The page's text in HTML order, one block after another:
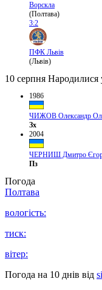
Ворскла
(Полтава)
3:2
ПФК Львів
(Львів)
10 серпня Народилися
1986
ЧИЖОВ Олександр
Зх
2004
ЧЕРНИШ Дмитро
Пз
Погода
Полтава
вологість:
тиск:
вітер:
Погода на 10 днів від